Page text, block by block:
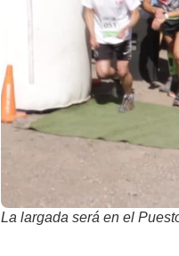
La largada será en el